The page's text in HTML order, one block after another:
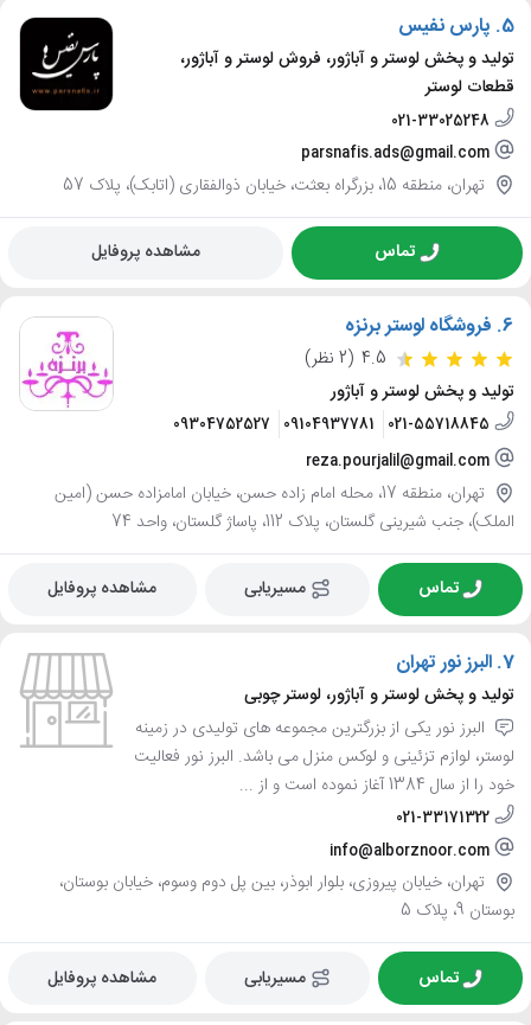
5. پارس نفیس
تولید و پخش لوستر و آباژور، فروش لوستر و آباژور،
قطعات لوستر
021-33025248
parsnafis.ads@gmail.com
تهران، منطقه 15، بزرگراه بعثت، خیابان ذوالفقاری (اتابک)، پلاک 57
تماس مشاهده پروفایل
6. فروشگاه لوستر برنزه
4.5 (2 نظر)
تولید و پخش لوستر و آباژور
021-55718845
09104937781
09304752527
reza.pourjalil@gmail.com
تهران، منطقه 17، محله امام زاده حسن، خیابان امامزاده حسن (امین
الملک)، جنب شیرینی گلستان، پلاک 112، پاساژ گلستان، واحد 74
تماس مسیریابی مشاهده پروفایل
7. البرز نور تهران
تولید و پخش لوستر و آباژور، لوستر چوبی
البرز نور یکی از بزرگترین مجموعه های تولیدی در زمینه
لوستر، لوازم تزئینی و لوکس منزل می باشد. البرز نور فعالیت
خود را از سال 1384 آغاز نموده است و از ...
021-33171322
info@alborznoor.com
تهران، خیابان پیروزی، بلوار ابوذر، بین پل دوم وسوم، خیابان بوستان،
بوستان 9، پلاک 5
تماس مسیریابی مشاهده پروفایل